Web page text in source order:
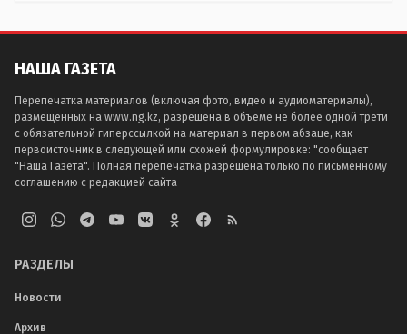
НАША ГАЗЕТА
Перепечатка материалов (включая фото, видео и аудиоматериалы),
размещенных на www.ng.kz, разрешена в объеме не более одной трети
с обязательной гиперссылкой на материал в первом абзаце, как
первоисточник в следующей или схожей формулировке: "сообщает
"Наша Газета". Полная перепечатка разрешена только по письменному
соглашению с редакцией сайта
РАЗДЕЛЫ
Новости
Архив